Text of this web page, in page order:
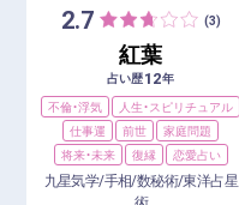
2.7 (3)
紅葉
占い歴12年
不倫・浮気
人生・スピリチュアル
仕事運
前世
家庭問題
将来・未来
復縁 恋愛占い
九星気学/手相/数秘術/東洋占星